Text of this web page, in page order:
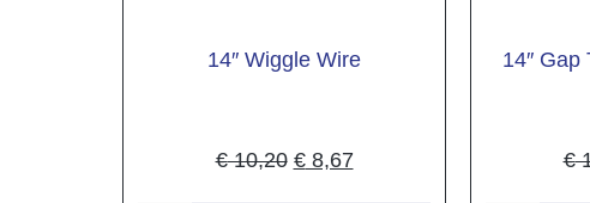
14″ Wiggle Wire
€10,20 €8,67
14″ Gap
€